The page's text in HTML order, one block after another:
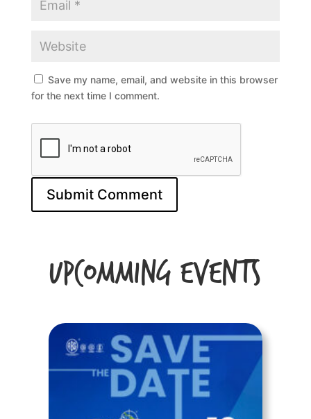
Save my name, email, and website in this browser
for the next time I comment.
Upcomming Events